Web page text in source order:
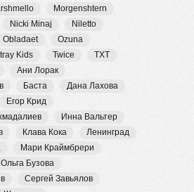
Morgenshtern
Nicki Minaj
Niletto
Obladaet
Ozuna
Kids Twice
TXT
Ани Лорак
Баста
Дана Лахова
Егор Крид
Инна Вальтер
Клава Кока
Ленинград
Мари Краймбрери
Ольга Бузова
Сергей Завьялов